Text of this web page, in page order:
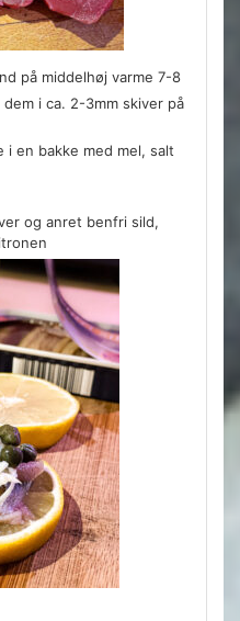
på middelhøj varme 7-8
i ca. 2-3mm skiver på
i en bakke med mel, salt
og anret benfri sild,